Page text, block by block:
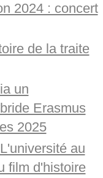
2024 : concert
de la traite
un
Erasmus
2025
au
film d'histoire